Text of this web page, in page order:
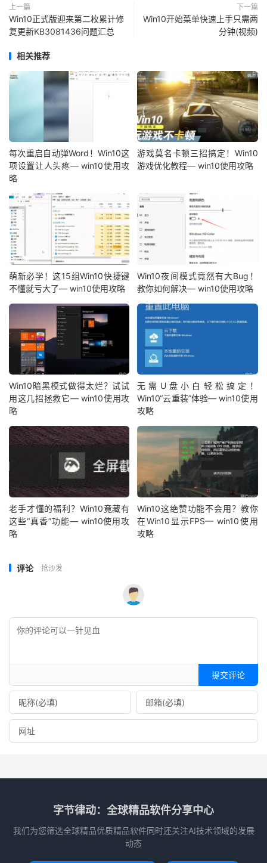
上一篇
Win10正式版迎来第二枚累计修
复更新KB3081436问题汇总
下一篇
Win10开始菜单快速上手只需两
分钟(视频)
相关推荐
每次重启自动弹Word！Win10这
项设置让人头疼— win10使用攻
略
游戏莫名卡顿三招搞定！Win10
游戏优化教程— win10使用攻略
萌新必学！这15组Win10快捷键
不懂就亏大了— win10使用攻略
Win10夜间模式竟然有大Bug！
教你如何解决— win10使用攻略
Win10暗黑模式做得太烂？试试
用这几招拯救它— win10使用攻
略
无需U盘小白轻松搞定！
Win10“云重装”体验— win10使用
攻略
老手才懂的福利？Win10竟藏有
这些“真香”功能— win10使用攻
略
Win10这绝赞功能不会用？教你
在Win10显示FPS— win10使用
攻略
评论 抢沙发
提交评论
字节律动：全球精品软件分享中心
我们为您筛选全球精品优质精品软件同时还关注AI技术领域的发展
动态